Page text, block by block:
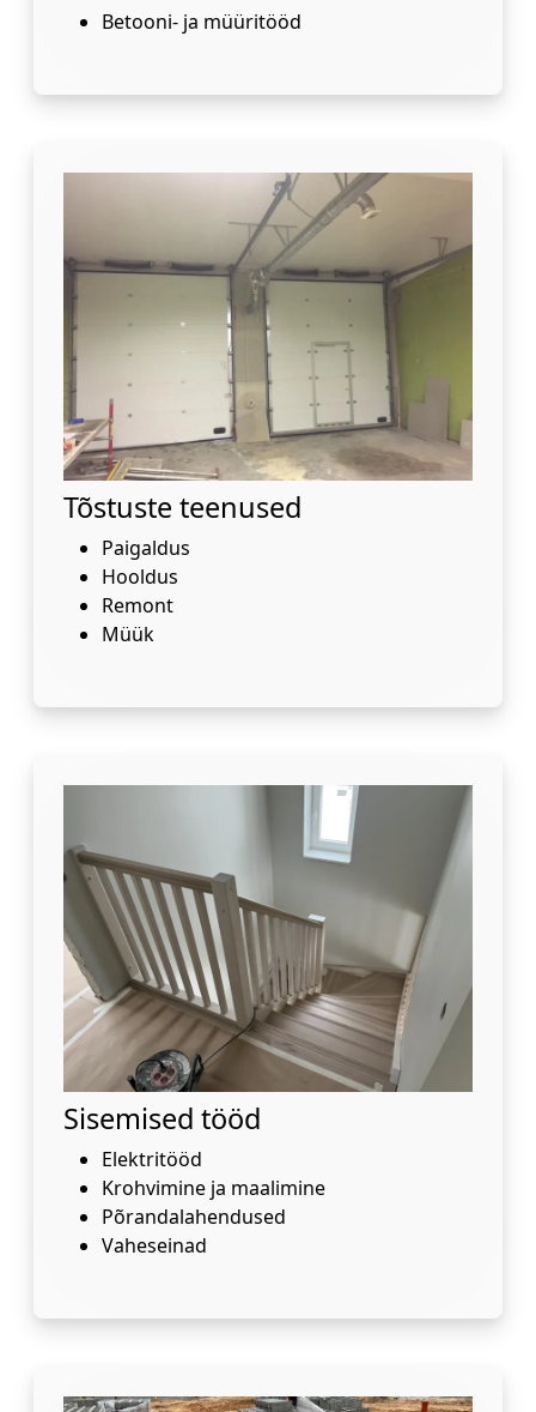
Betooni- ja müüritööd
Tõstuste teenused
Paigaldus
Hooldus
Remont
Müük
Sisemised tööd
Elektritööd
Krohvimine ja maalimine
Põrandalahendused
Vaheseinad